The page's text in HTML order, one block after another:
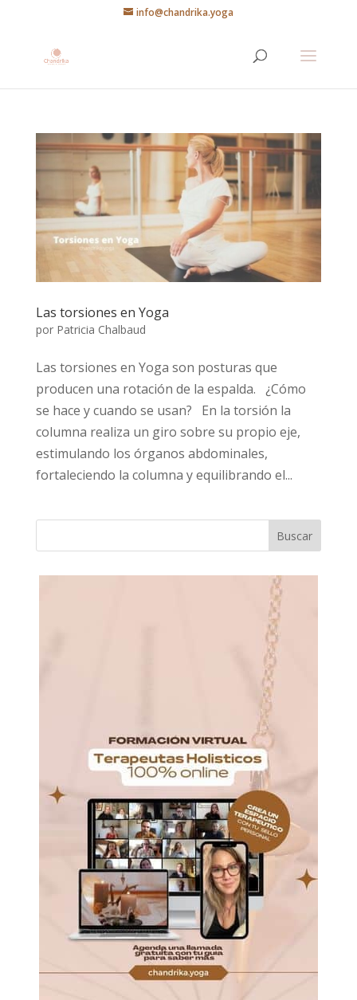
info@chandrika.yoga
Las torsiones en Yoga
por Patricia Chalbaud
Las torsiones en Yoga son posturas que
producen una rotación de la espalda. ¿Cómo
se hace y cuando se usan? En la torsión la
columna realiza un giro sobre su propio eje,
estimulando los órganos abdominales,
fortaleciendo la columna y equilibrando el...